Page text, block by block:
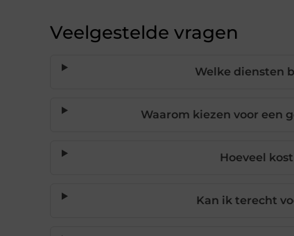
Veelgestelde vragen
Welke diensten
Waarom kiezen voor een
Hoeveel
Kan ik terecht